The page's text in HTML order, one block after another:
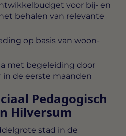
voor bij- en
behalen van relevante
op basis van woon-
met begeleiding door
in de eerste maanden
Pedagogisch
Hilversum
stad in de